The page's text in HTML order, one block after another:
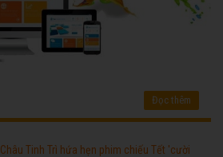
Đọc thêm
Châu Tinh Trì hứa hẹn phim chiếu Tết 'cười